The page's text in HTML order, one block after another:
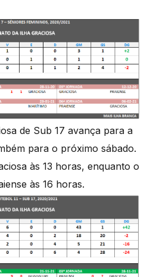
de Sub 17 avança para a
para o próximo sábado.
às 13 horas, enquanto o
às 16 horas.